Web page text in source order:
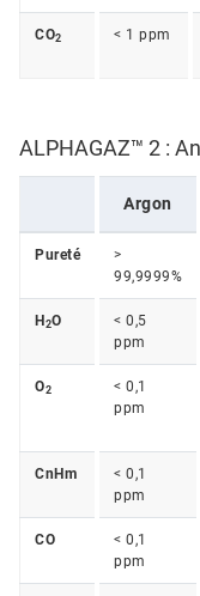
CO2 < 1 ppm
ALPHAGAZ™ 2 :
Argon
Pureté
>
99,9999%
H 2O
< 0,5
ppm
O2
< 0,1
ppm
CnHm
< 0,1
ppm
CO
< 0,1
ppm